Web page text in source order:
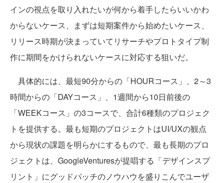
インの視点を取り入れたいが何から着手したらいいかわ
からないケース、まずは短期案件から始めたいケース、
リリース時期が決まっていてリサーチやプロトタイプ制
作に期間をかけられないケースに対応する狙いだ。
具体的には、最短90分からの「HOURコース」、2～3
時間からの「DAYコース」、1週間から10日前後の
「WEEKコース」の3コースで、合計6種類のプロジェク
トを提供する。最も短期のプロジェクトはUI/UXの観点
から現状の課題を明らかにするもので、最も長期のプロ
ジェクトは、GoogleVenturesが提唱する「デザインスプ
リント」にグッドパッチのノウハウを盛りこんでユーザ